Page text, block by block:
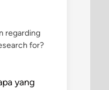
regarding
for?
yang